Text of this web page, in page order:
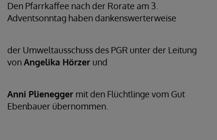
Den Pfarrkaffee nach der Rorate am 3.
Adventsonntag haben dankenswerterweise
der Umweltausschuss des PGR unter der Leitung
vonAngelika Hörzer und
Anni Plienegger mit den Flüchtlinge vom Gut
Ebenbauer übernommen.